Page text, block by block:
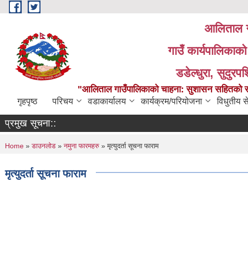
Skip to main content
आलिताल
गाउँ
डडेल्धुरा,
"आलिताल गाउँपालिकाको चाहना: सुशासन
गृहपृष्ठ परिचय वडाकार्यालय कार्यक्रम/परियोजना विधुतीय
प्रमुख सूचना::
You are here
Home » डाउनलोड » नमुना फारमहरु » मृत्युदर्ता सूचना फाराम
मृत्युदर्ता सूचना फाराम